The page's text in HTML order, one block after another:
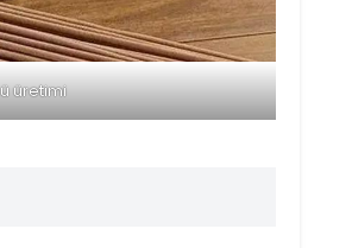
üretimi